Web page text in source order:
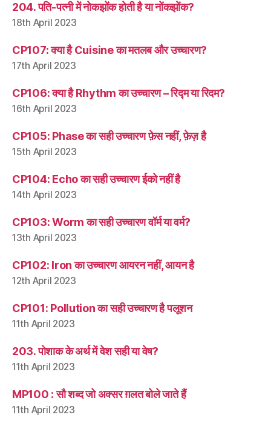
204. पति-पत्नी में नोकझोंक होती है या नोंकझोंक?
18th April 2023
CP107: क्या है Cuisine का मतलब और उच्चारण?
17th April 2023
CP106: क्या है Rhythm का उच्चारण – रिद्म या रिदम?
16th April 2023
CP105: Phase का सही उच्चारण फ़ेस नहीं, फ़ेज़ है
15th April 2023
CP104: Echo का सही उच्चारण ईको नहीं है
14th April 2023
CP103: Worm का सही उच्चारण वॉर्म या वर्म?
13th April 2023
CP102: Iron का उच्चारण आयरन नहीं, आयन है
12th April 2023
CP101: Pollution का सही उच्चारण है पलूशन
11th April 2023
203. पोशाक के अर्थ में वेश सही या वेष?
11th April 2023
MP100 : सौ शब्द जो अक्सर ग़लत बोले जाते हैं
11th April 2023